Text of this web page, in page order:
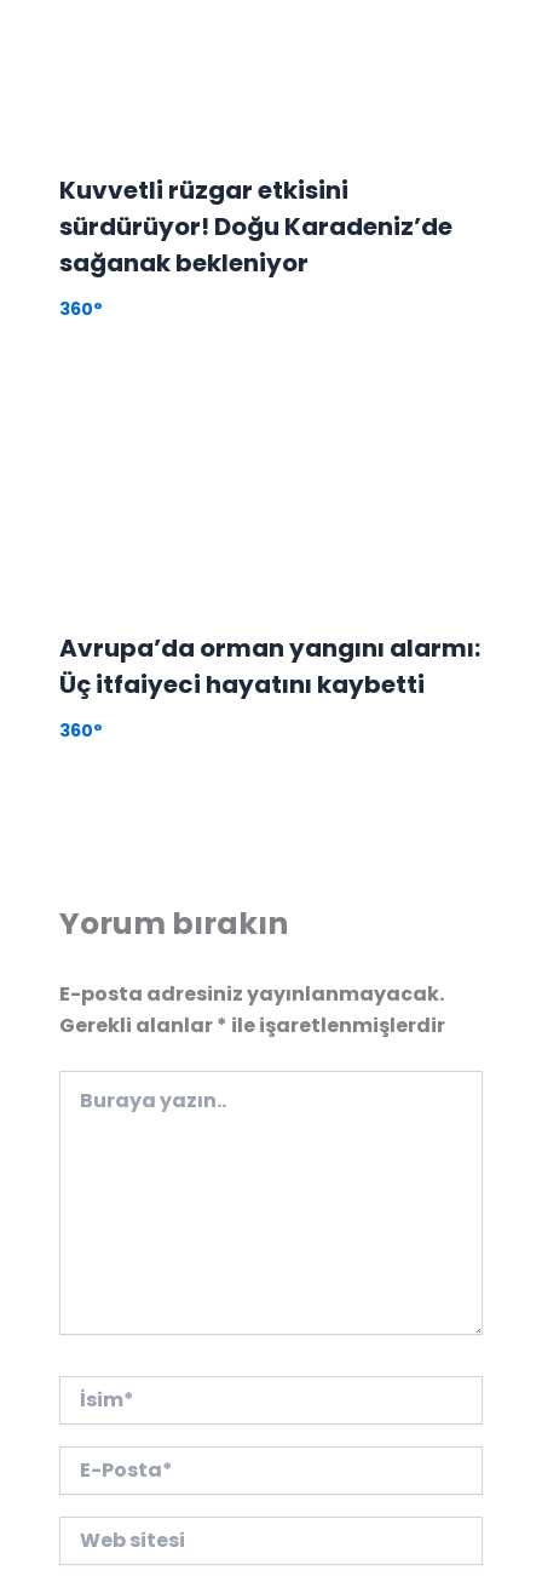
Kuvvetli rüzgar etkisini
sürdürüyor! Doğu Karadeniz’de
sağanak bekleniyor
360°
Avrupa’da orman yangını alarmı:
Üç itfaiyeci hayatını kaybetti
360°
Yorum bırakın
E-posta adresiniz yayınlanmayacak.
Gerekli alanlar* ile işaretlenmişlerdir
yazın..
İsim*
Posta*
sitesi